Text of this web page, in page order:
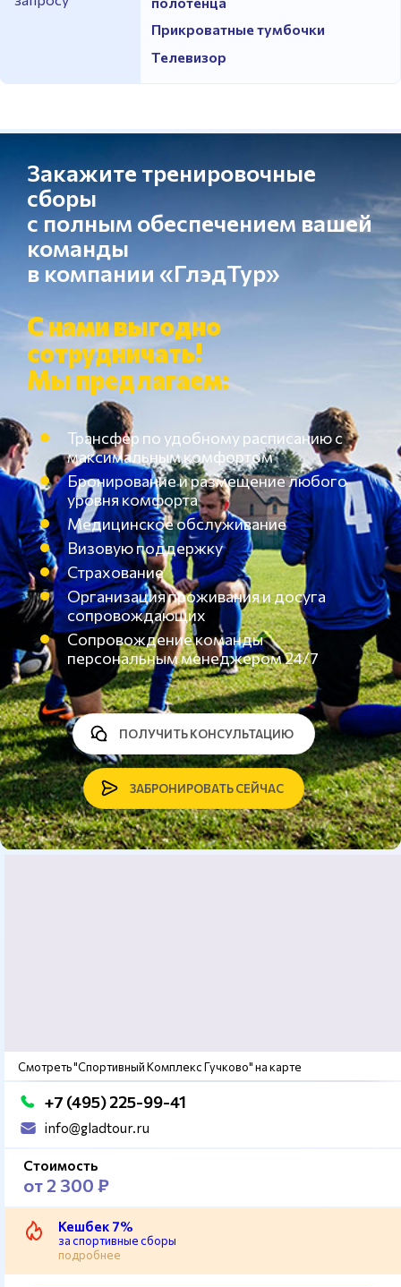
Прикроватные тумбочки
Телевизор
Закажите тренировочные
сборы
с полным обеспечением вашей
команды
в компании «ГлэдТур»
С нами выгодно
сотрудничать!
Мы предлагаем:
Трансфер по удобному расписанию с
максимальным комфортом
Бронирование и размещение любого
уровня комфорта
Медицинское обслуживание
Визовую поддержку
Страхование
Организация проживания и досуга
сопровождающих
Сопровождение команды
персональным менеджером 24/7
ЗАБРОНИРОВАТЬ СЕЙЧАС
ПОЛУЧИТЬ КОНСУЛЬТАЦИЮ
Смотреть "Спортивный Комплекс Гучково" на карте
+7 (495) 225-99-41
info@gladtour.ru
Стоимость
от 2 300 ₽
Кешбек 7%
за спортивные сборы
подробнее